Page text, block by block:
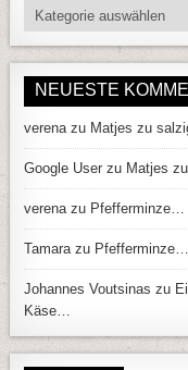
Kategorien
NEUESTE
verenazu Matjes zu
Google User zu Matjes
verenazu Pfefferminze…
Tamarazu Pfefferminze…
Johannes Voutsinas zu
Käse…